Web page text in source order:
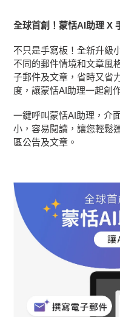
在
產
品
加
入
的
購
物
全球首創！蒙恬AI助理 X
不只是手寫板！全新升級
不同的郵件情境和文章風
子郵件及文章，省時又省
度，讓蒙恬AI助理一起創
一鍵呼叫蒙恬AI助理，介
小，容易閱讀，讓您輕鬆
區公告及文章。